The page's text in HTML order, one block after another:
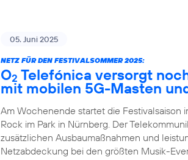
05. Juni 2025
NETZ FÜR DEN FESTIVALSOMMER 2025:
O2 Telefónica versorgt
mit mobilen 5G-Masten
Am Wochenende startet die Festivalsaison
Rock im Park in Nürnberg. Der
zusätzlichen Ausbaumaßnahmen und
Netzabdeckung bei den größten Musik-